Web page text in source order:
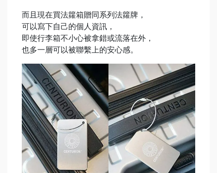
而且現在買法籮箱贈同系列法籮牌，
可以寫下自己的個人資訊，
即使行李箱不小心被拿錯或流落在外，
也多一層可以被聯繫上的安心感。